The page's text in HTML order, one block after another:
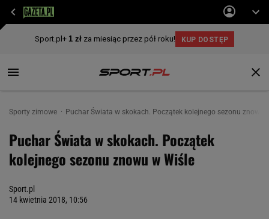
Sporty zimowe Puchar Świata w skokach. Początek kolejnego sezonu znowu
Puchar Świata w skokach. Początek
kolejnego sezonu znowu w Wiśle
Sport.pl
14 kwietnia 2018, 10:56